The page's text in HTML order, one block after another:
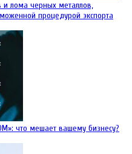
и лома черных металлов,
процедурой экспорта
что мешает вашему бизнесу?